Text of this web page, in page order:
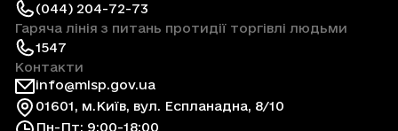
(044) 204-72-73
Гаряча лінія з питань протидії торгівлі людьми
1547
Контакти
info@mlsp.gov.ua
01601, м.Київ, вул. Еспланадна, 8/10
Пн-Пт: 9:00-18:00